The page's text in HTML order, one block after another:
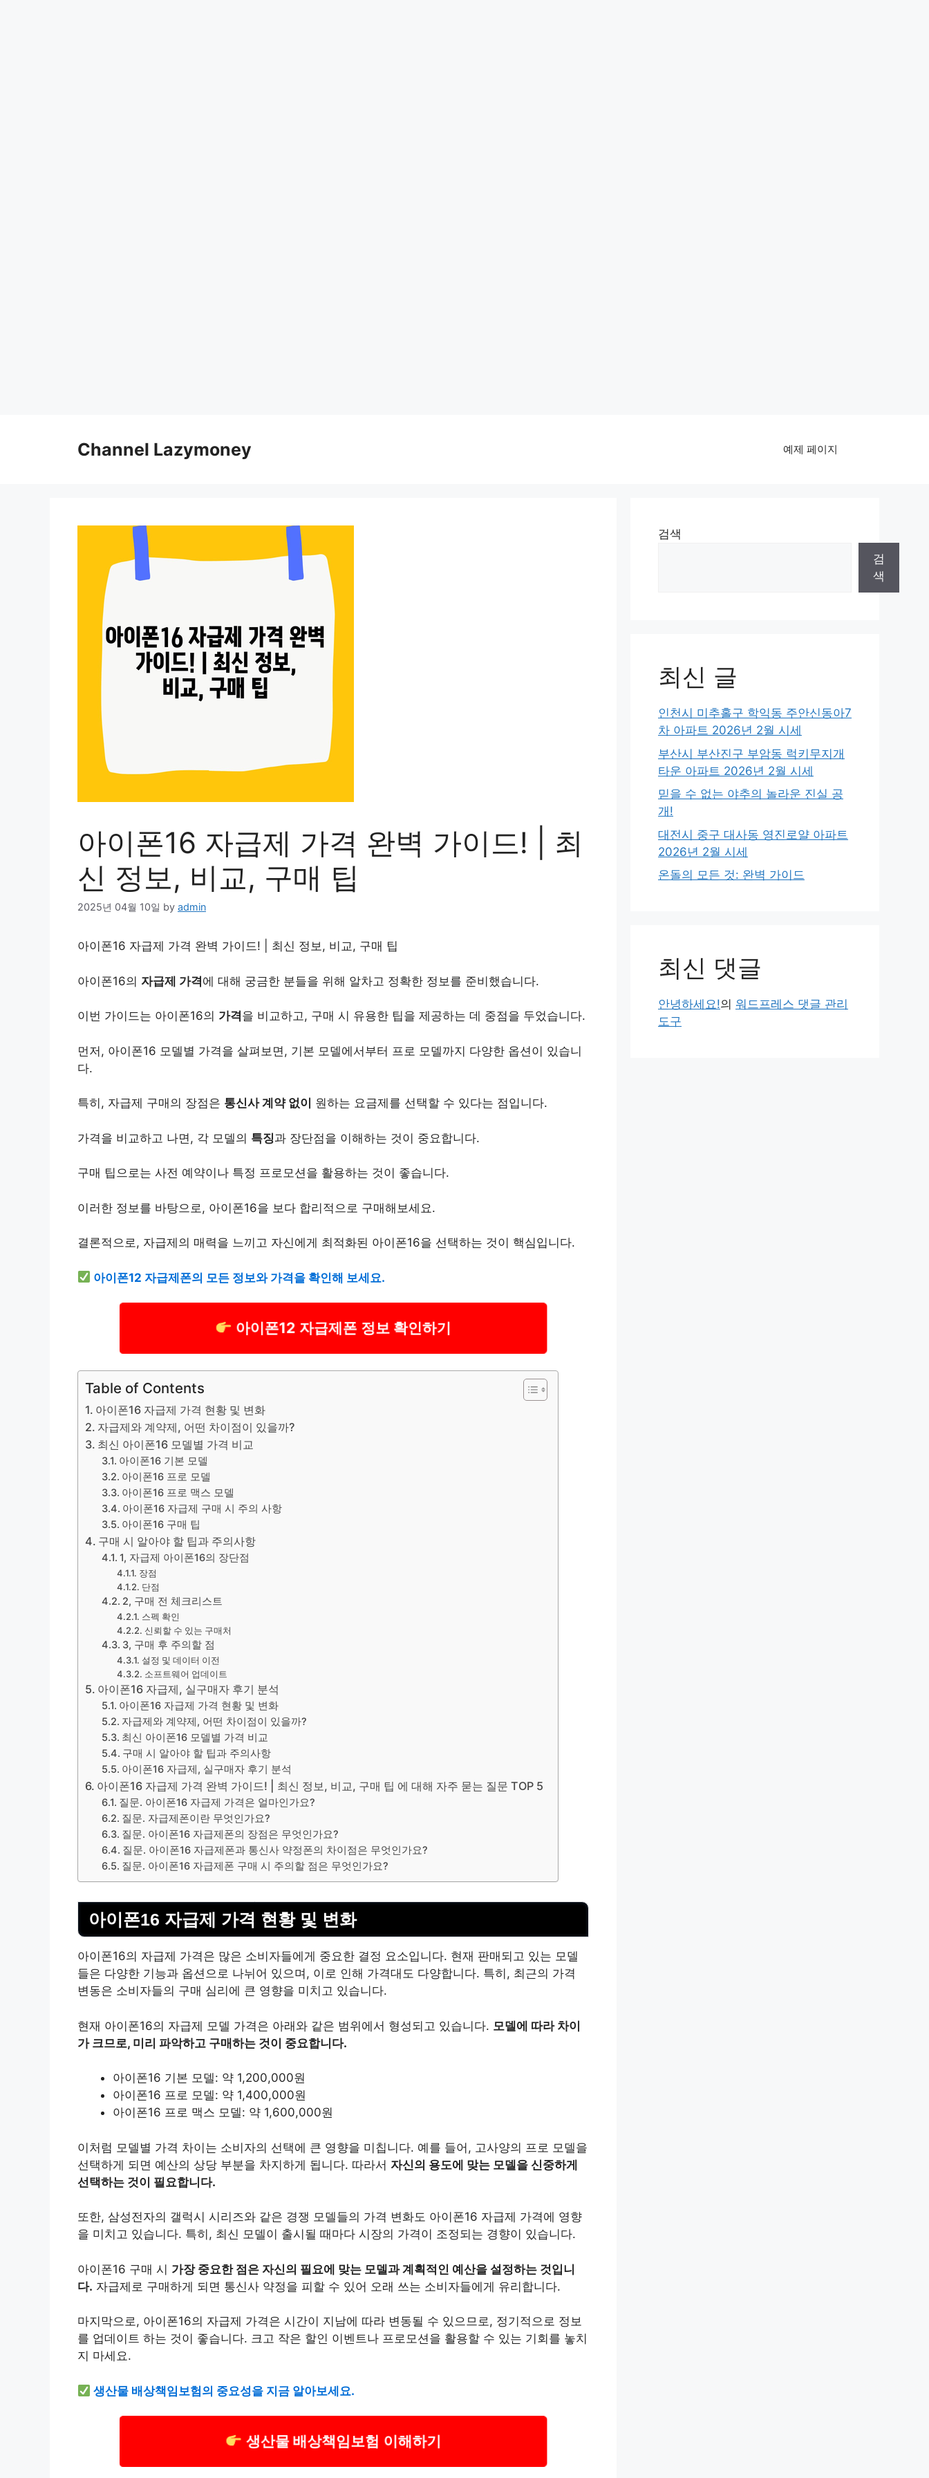
Channel Lazymoney 예제 페이지
아이폰16 자급제 가격 완벽 가이드! | 최
신 정보, 비교, 구매 팁
2025년 04월 10일 by admin
아이폰16 자급제 가격 완벽 가이드! | 최신 정보, 비교, 구매 팁
아이폰16의 자급제 가격에 대해 궁금한 분들을 위해 알차고 정확한 정보를 준비했습니다.
이번 가이드는 아이폰16의 가격을 비교하고, 구매 시 유용한 팁을 제공하는 데 중점을 두었습니다.
먼저, 아이폰16 모델별 가격을 살펴보면, 기본 모델에서부터 프로 모델까지 다양한 옵션이 있습니
다.
특히, 자급제 구매의 장점은 통신사 계약 없이 원하는 요금제를 선택할 수 있다는 점입니다.
가격을 비교하고 나면, 각 모델의 특징과 장단점을 이해하는 것이 중요합니다.
구매 팁으로는 사전 예약이나 특정 프로모션을 활용하는 것이 좋습니다.
이러한 정보를 바탕으로, 아이폰16을 보다 합리적으로 구매해보세요.
결론적으로, 자급제의 매력을 느끼고 자신에게 최적화된 아이폰16을 선택하는 것이 핵심입니다.
아이폰12 자급제폰의 모든 정보와 가격을 확인해 보세요.
아이폰12 자급제폰 정보 확인하기
Table of Contents
아이폰16 자급제 가격 현황 및 변화
자급제와 계약제, 어떤 차이점이 있을까?
최신 아이폰16 모델별 가격 비교
아이폰16 기본 모델
아이폰16 프로 모델
아이폰16 프로 맥스 모델
아이폰16 자급제 구매 시 주의 사항
아이폰16 구매 팁
구매 시 알아야 할 팁과 주의사항
1, 자급제 아이폰16의 장단점
장점
단점
2, 구매 전 체크리스트
스펙 확인
신뢰할 수 있는 구매처
3, 구매 후 주의할 점
설정 및 데이터 이전
소프트웨어 업데이트
아이폰16 자급제, 실구매자 후기 분석
아이폰16 자급제 가격 현황 및 변화
자급제와 계약제, 어떤 차이점이 있을까?
최신 아이폰16 모델별 가격 비교
구매 시 알아야 할 팁과 주의사항
아이폰16 자급제, 실구매자 후기 분석
아이폰16 자급제 가격 완벽 가이드! | 최신 정보, 비교, 구매 팁 에 대해 자주 묻는 질문 TOP 5
질문. 아이폰16 자급제 가격은 얼마인가요?
질문. 자급제폰이란 무엇인가요?
질문. 아이폰16 자급제폰의 장점은 무엇인가요?
질문. 아이폰16 자급제폰과 통신사 약정폰의 차이점은 무엇인가요?
질문. 아이폰16 자급제폰 구매 시 주의할 점은 무엇인가요?
아이폰16 자급제 가격 현황 및 변화
아이폰16의 자급제 가격은 많은 소비자들에게 중요한 결정 요소입니다. 현재 판매되고 있는 모델
들은 다양한 기능과 옵션으로 나뉘어 있으며, 이로 인해 가격대도 다양합니다. 특히, 최근의 가격
변동은 소비자들의 구매 심리에 큰 영향을 미치고 있습니다.
현재 아이폰16의 자급제 모델 가격은 아래와 같은 범위에서 형성되고 있습니다. 모델에 따라 차이
가 크므로, 미리 파악하고 구매하는 것이 중요합니다.
아이폰16 기본 모델: 약 1,200,000원
아이폰16 프로 모델: 약 1,400,000원
아이폰16 프로 맥스 모델: 약 1,600,000원
이처럼 모델별 가격 차이는 소비자의 선택에 큰 영향을 미칩니다. 예를 들어, 고사양의 프로 모델을
선택하게 되면 예산의 상당 부분을 차지하게 됩니다. 따라서 자신의 용도에 맞는 모델을 신중하게
선택하는 것이 필요합니다.
또한, 삼성전자의 갤럭시 시리즈와 같은 경쟁 모델들의 가격 변화도 아이폰16 자급제 가격에 영향
을 미치고 있습니다. 특히, 최신 모델이 출시될 때마다 시장의 가격이 조정되는 경향이 있습니다.
아이폰16 구매 시 가장 중요한 점은 자신의 필요에 맞는 모델과 계획적인 예산을 설정하는 것입니
다. 자급제로 구매하게 되면 통신사 약정을 피할 수 있어 오래 쓰는 소비자들에게 유리합니다.
마지막으로, 아이폰16의 자급제 가격은 시간이 지남에 따라 변동될 수 있으므로, 정기적으로 정보
를 업데이트 하는 것이 좋습니다. 크고 작은 할인 이벤트나 프로모션을 활용할 수 있는 기회를 놓치
지 마세요.
생산물 배상책임보험의 중요성을 지금 알아보세요.
생산물 배상책임보험 이해하기
검색
검
색
최신 글
인천시 미추홀구 학익동 주안신동아7
차 아파트 2026년 2월 시세
부산시 부산진구 부암동 럭키무지개
타운 아파트 2026년 2월 시세
믿을 수 없는 야추의 놀라운 진실 공
개!
대전시 중구 대사동 영진로얄 아파트
2026년 2월 시세
온돌의 모든 것: 완벽 가이드
최신 댓글
안녕하세요!의 워드프레스 댓글 관리
도구